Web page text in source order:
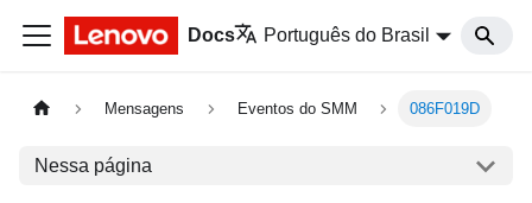
Docs Português do Brasil
Mensagens Eventos do SMM 086F019D
Nessa página